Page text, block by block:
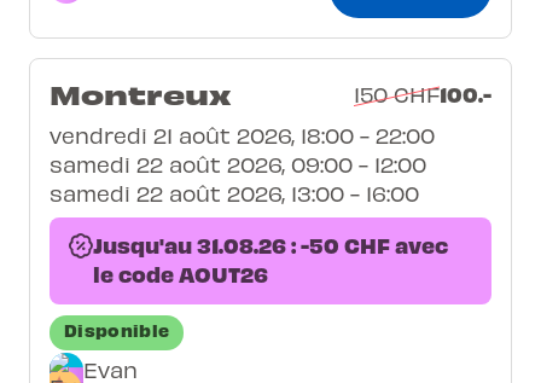
Montreux 150 CHF100.-
vendredi 21 août 2026, 18:00 - 22:00
samedi 22 août 2026, 09:00 - 12:00
samedi 22 août 2026, 13:00 - 16:00
Jusqu'au 31.08.26 : -50 CHF avec
le code AOUT26
Disponible
Evan